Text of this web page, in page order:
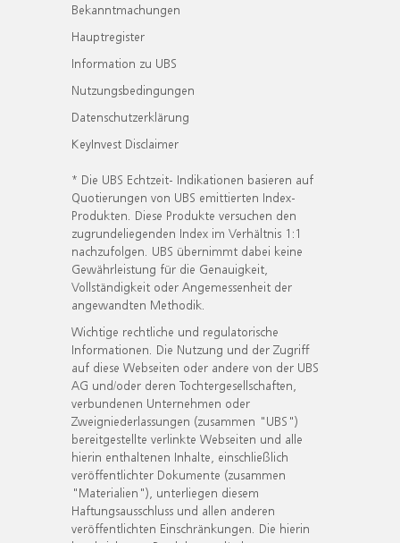
Bekanntmachungen
Hauptregister
Information zu UBS
Nutzungsbedingungen
Datenschutzerklärung
KeyInvest Disclaimer
* Die UBS Echtzeit- Indikationen basieren auf
Quotierungen von UBS emittierten Index-
Produkten. Diese Produkte versuchen den
zugrundeliegenden Index im Verhältnis 1:1
nachzufolgen. UBS übernimmt dabei keine
Gewährleistung für die Genauigkeit,
Vollständigkeit oder Angemessenheit der
angewandten Methodik.
Wichtige rechtliche und regulatorische
Informationen. Die Nutzung und der Zugriff
auf diese Webseiten oder andere von der UBS
AG und/oder deren Tochtergesellschaften,
verbundenen Unternehmen oder
Zweigniederlassungen (zusammen "UBS")
bereitgestellte verlinkte Webseiten und alle
hierin enthaltenen Inhalte, einschließlich
veröffentlichter Dokumente (zusammen
"Materialien"), unterliegen diesem
Haftungsausschluss und allen anderen
veröffentlichten Einschränkungen. Die hierin